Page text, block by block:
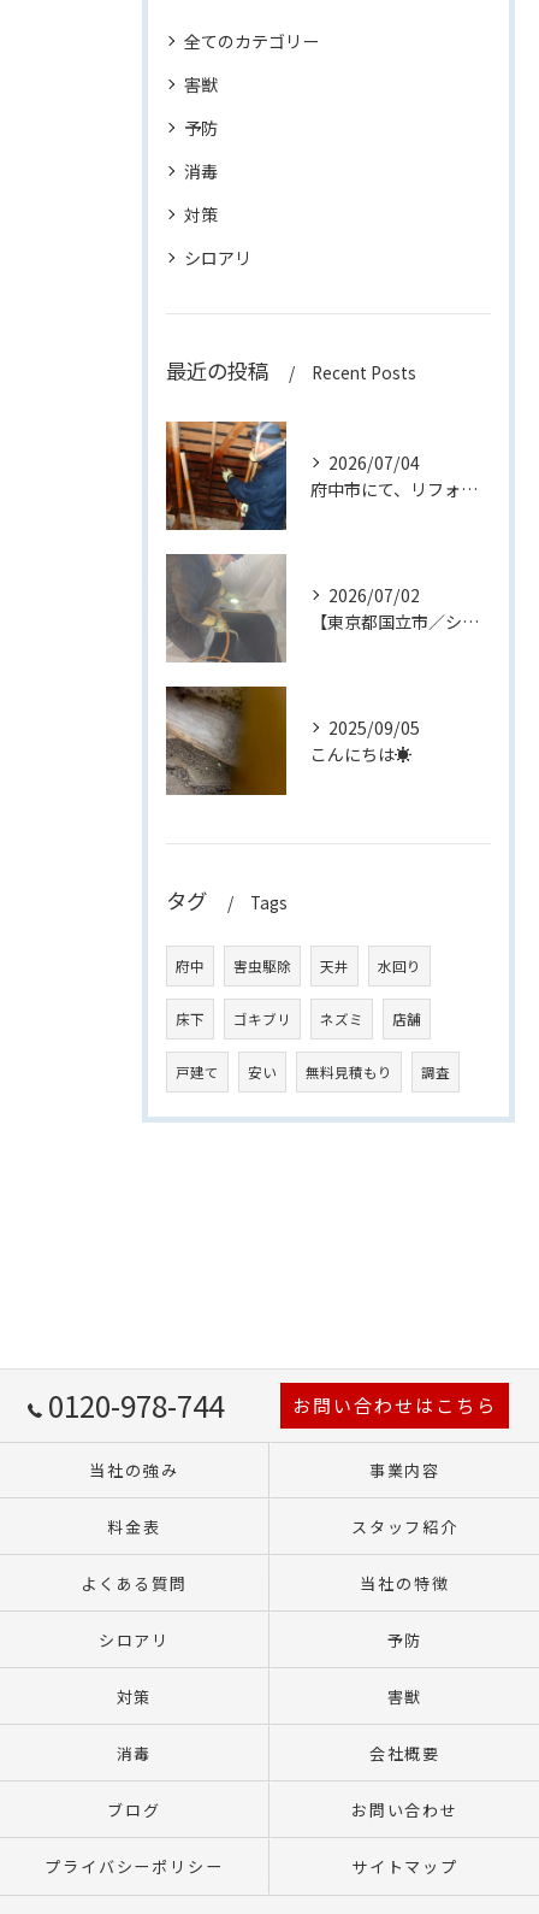
全てのカテゴリー
害獣
予防
消毒
対策
シロアリ
最近の投稿 Recent Posts
2026/07/04
府中市にて、リフォーム中の建物でダシロアリ消毒作業を行いまし...
2026/07/02
【東京都国立市／シロアリ消毒作業】
2025/09/05
こんにちは☀
タグ Tags
府中 害虫駆除 天井 水回り
床下 ゴキブリ ネズミ 店舗
戸建て 安い 無料見積もり 調査
0120-978-744 お問い合わせはこちら
当社の強み 事業内容
料金表 スタッフ紹介
よくある質問 当社の特徴
シロアリ 予防
対策 害獣
消毒 会社概要
ブログ お問い合わせ
プライバシーポリシー サイトマップ